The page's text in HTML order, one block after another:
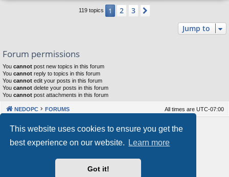
This website uses cookies to ensure you get the
best experience on our website.
Learn more
Got it!
119 topics 1 2 3
Jump to
Forum permissions
You cannot post new topics in this forum
You cannot reply to topics in this forum
You cannot edit your posts in this forum
You cannot delete your posts in this forum
You cannot post attachments in this forum
NEDOPC FORUMS All times are UTC-07:00
Powered by phpBB® Forum Software © phpBB Limited
Our VPS Hosting By RimuHosting
This server is located in London data center